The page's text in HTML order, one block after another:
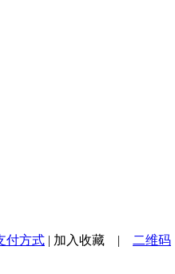
付方式 | 加入收藏 | 二维码